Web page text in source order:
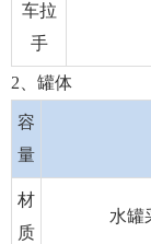
车拉
手
2、罐体
容
量
材
质
水罐